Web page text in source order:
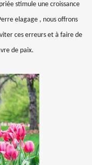
stimule une croissance
elagage , nous offrons
ces erreurs et à faire de
de paix.